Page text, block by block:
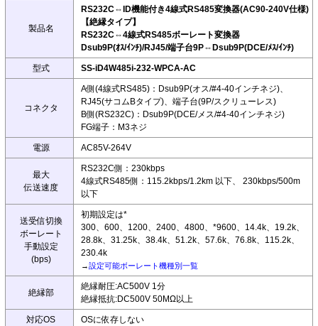
製品名
RS232C⇔ID機能付き4線式RS485変換器(AC90-240V仕様)
【絶縁タイプ】
RS232C⇔4線式RS485ボーレート変換器
Dsub9P(ｵｽ/ｲﾝﾁ)/RJ45/端子台9P⇔Dsub9P(DCE/ﾒｽ/ｲﾝﾁ)
型式 SS-iD4W485i-232-WPCA-AC
コネクタ
A側(4線式RS485)：Dsub9P(オス/#4-40インチネジ)、
RJ45(サコムBタイプ)、端子台(9P/スクリューレス)
B側(RS232C)：Dsub9P(DCE/メス/#4-40インチネジ)
FG端子：M3ネジ
電源 AC85V-264V
最大
伝送速度
RS232C側：230kbps
4線式RS485側：115.2kbps/1.2km 以下、 230kbps/500m
以下
送受信切換
ボーレート
手動設定
(bps)
初期設定は*
300、600、1200、2400、4800、*9600、14.4k、19.2k、
28.8k、31.25k、38.4k、51.2k、57.6k、76.8k、115.2k、
230.4k
→設定可能ボーレート機種別一覧
絶縁部
絶縁耐圧:AC500V 1分
絶縁抵抗:DC500V 50MΩ以上
対応OS OSに依存しない